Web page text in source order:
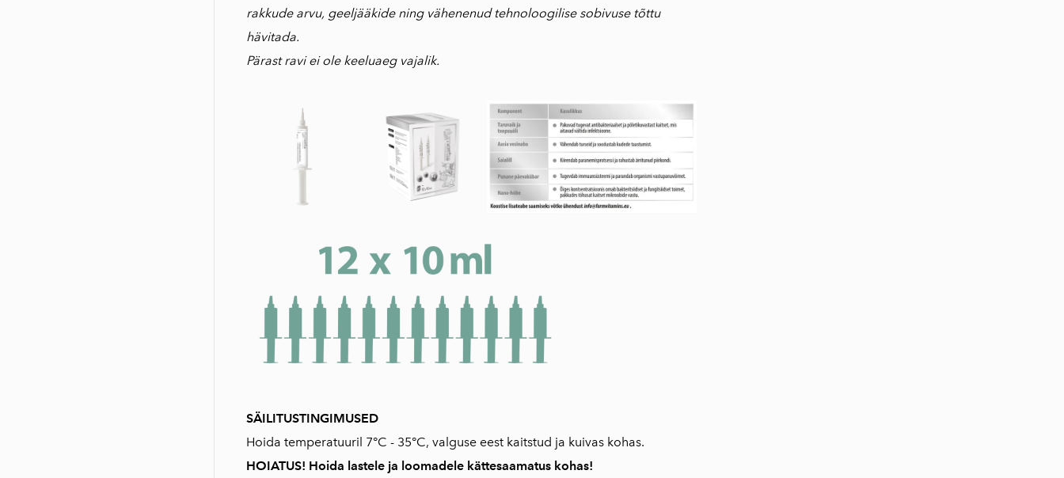
rakkude arvu, geeljääkide ning vähenenud tehnoloogilise sobivuse tõttu
hävitada.
Pärast ravi ei ole keeluaeg vajalik.
SÄILITUSTINGIMUSED
Hoida temperatuuril 7°C - 35°C, valguse eest kaitstud ja kuivas kohas.
HOIATUS! Hoida lastele ja loomadele kättesaamatus kohas!